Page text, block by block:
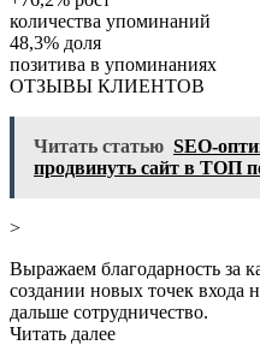
количества упоминаний
48,3% доля
позитива в упоминаниях
ОТЗЫВЫ КЛИЕНТОВ
Читать статью SEO-
продвинуть сайт в ТОП
>
Выражаем благодарность за
создании новых точек входа
дальше сотрудничество.
Читать далее